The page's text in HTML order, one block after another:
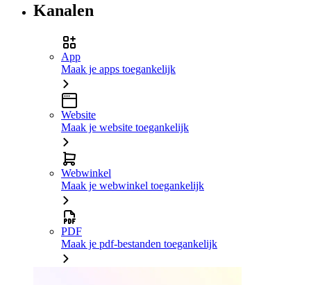
Kanalen
App
Maak je apps toegankelijk
Website
Maak je website toegankelijk
Webwinkel
Maak je webwinkel toegankelijk
PDF
Maak je pdf-bestanden toegankelijk